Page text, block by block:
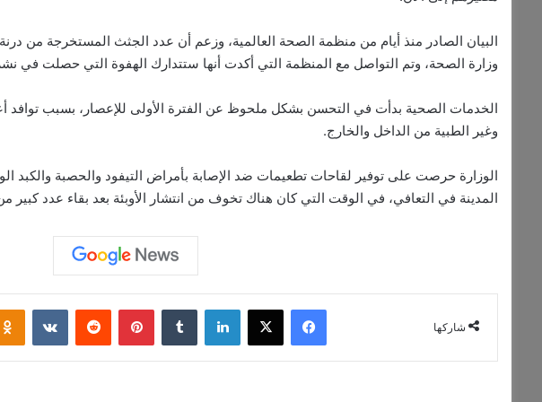
وزارة الصحة، وتم التواصل مع المنظمة التي أكدت أنها ستتدارك الهفوة التي حصلت في
الخدمات الصحية بدأت في التحسن بشكل ملحوظ عن الفترة الأولى للإعصار، بسبب توافد
وغير الطبية من الداخل والخارج.
الوزارة حرصت على توفير لقاحات تطعيمات ضد الإصابة بأمراض التيفود والحصبة والكبد
المدينة في التعافي، في الوقت التي كان هناك تخوف من انتشار الأوبئة بعد بقاء عدد
شاركها
فيسبوك ‫X لينكدإن ‏Tumblr بينتيريست ‏Reddit
‏VKontakte